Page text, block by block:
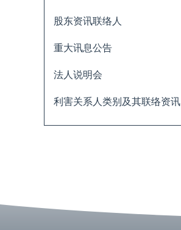
股东资讯联络人
重大讯息公告
法人说明会
利害关系人类别及其联络资讯